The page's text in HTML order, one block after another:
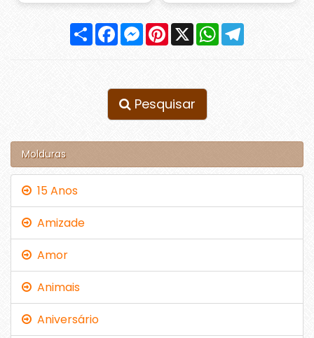
Compartilhar
FacebookMessenger
Pinterest
X WhatsApp
Pesquisar
Molduras
15 Anos
Amizade
Amor
Animais
Aniversário